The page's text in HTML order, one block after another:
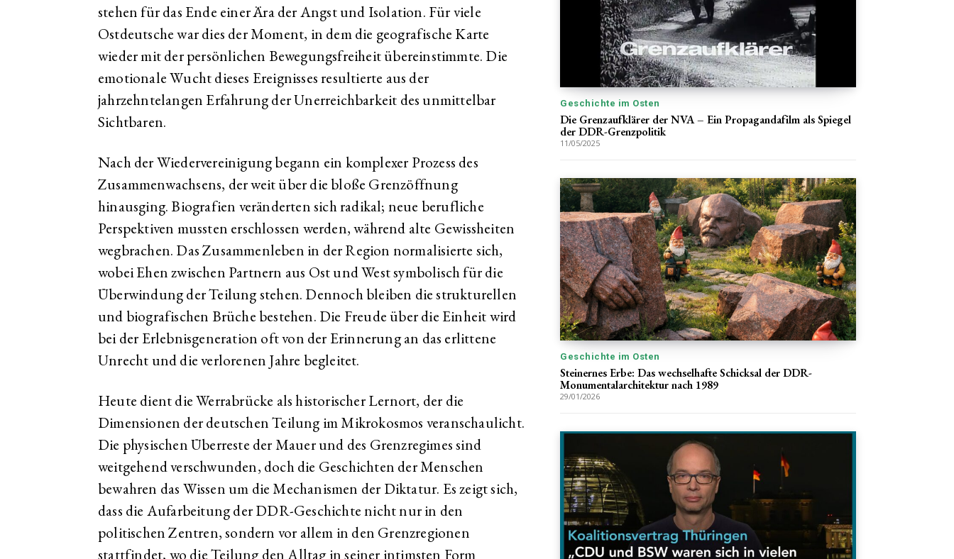
stehen für das Ende einer Ära der Angst und Isolation. Für viele
Ostdeutsche war dies der Moment, in dem die geografische Karte
wieder mit der persönlichen Bewegungsfreiheit übereinstimmte. Die
emotionale Wucht dieses Ereignisses resultierte aus der
jahrzehntelangen Erfahrung der Unerreichbarkeit des unmittelbar
Sichtbaren.
Nach der Wiedervereinigung begann ein komplexer Prozess des
Zusammenwachsens, der weit über die bloße Grenzöffnung
hinausging. Biografien veränderten sich radikal; neue berufliche
Perspektiven mussten erschlossen werden, während alte Gewissheiten
wegbrachen. Das Zusammenleben in der Region normalisierte sich,
wobei Ehen zwischen Partnern aus Ost und West symbolisch für die
Überwindung der Teilung stehen. Dennoch bleiben die strukturellen
und biografischen Brüche bestehen. Die Freude über die Einheit wird
bei der Erlebnisgeneration oft von der Erinnerung an das erlittene
Unrecht und die verlorenen Jahre begleitet.
Heute dient die Werrabrücke als historischer Lernort, der die
Dimensionen der deutschen Teilung im Mikrokosmos veranschaulicht.
Die physischen Überreste der Mauer und des Grenzregimes sind
weitgehend verschwunden, doch die Geschichten der Menschen
bewahren das Wissen um die Mechanismen der Diktatur. Es zeigt sich,
dass die Aufarbeitung der DDR-Geschichte nicht nur in den
politischen Zentren, sondern vor allem in den Grenzregionen
stattfindet, wo die Teilung den Alltag in seiner intimsten Form
Geschichte im Osten
Die Grenzaufklärer der NVA – Ein Propagandafilm als Spiegel
der DDR-Grenzpolitik
11/05/2025
Geschichte im Osten
Steinernes Erbe: Das wechselhafte Schicksal der DDR-
Monumentalarchitektur nach 1989
29/01/2026